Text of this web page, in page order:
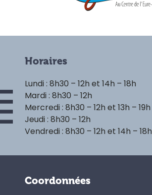
Horaires
Lundi : 8h30 – 12h et 14h – 18h
Mardi : 8h30 – 12h
Mercredi : 8h30 – 12h et 13h – 19h
Jeudi : 8h30 – 12h
Vendredi : 8h30 – 12h et 14h – 18h
Coordonnées